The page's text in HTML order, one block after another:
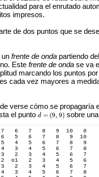
para el enrutado
impresos.
de dos puntos que se
un frente de onda partiendo
Este frente de onda se va
marcando los puntos
cada vez mayores a
verse cómo se propagaría
el punto d = (9, 9)
d= (9 9) sobre
6   7   8   9  10   0
5   6   7   8   9  10
4   5   6   7   8   9
3   4   5   6   7   8
2   3   4   5   6   7
o1   2   3   4   5   6
2   3   4   5   6   7
3   4   5   6   7   8